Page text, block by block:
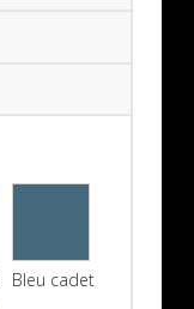
Bleu cadet